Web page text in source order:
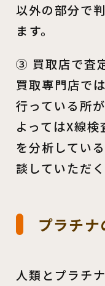
以外の部分で
ます。
③ 買取店で査
買取専門店で
行っている所
よってはX線
を分析してい
談していただ
プラチナ
人類とプラチ